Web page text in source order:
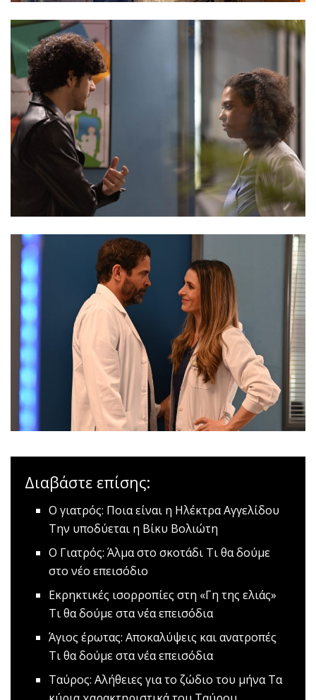
Διαβάστε επίσης:
Ο γιατρός: Ποια είναι η Ηλέκτρα Αγγελίδου
Την υποδύεται η Βίκυ Βολιώτη
Ο Γιατρός: Άλμα στο σκοτάδι Τι θα δούμε
στο νέο επεισόδιο
Εκρηκτικές ισορροπίες στη «Γη της ελιάς»
Τι θα δούμε στα νέα επεισόδια
Άγιος έρωτας: Αποκαλύψεις και ανατροπές
Τι θα δούμε στα νέα επεισόδια
Ταύρος: Αλήθειες για το ζώδιο του μήναΤα